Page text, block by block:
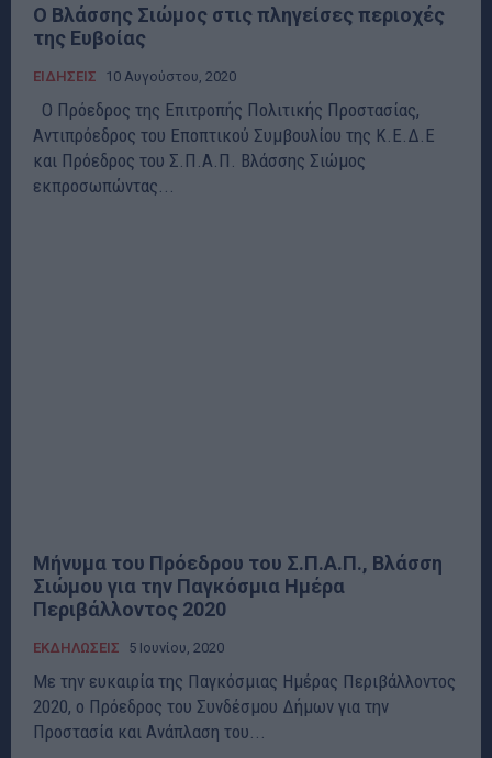
Ο Βλάσσης Σιώμος στις πληγείσες περιοχές
της Ευβοίας
ΕΙΔΗΣΕΙΣ 10 Αυγούστου, 2020
Αντιπρόεδρος του Εποπτικού Συμβουλίου της Κ.Ε.Δ.Ε
και Πρόεδρος του Σ.Π.Α.Π. Βλάσσης Σιώμος
εκπροσωπώντας...
Μήνυμα του Πρόεδρου του Σ.Π.Α.Π., Βλάσση
Σιώμου για την Παγκόσμια Ημέρα
Περιβάλλοντος 2020
ΕΚΔΗΛΩΣΕΙΣ 5 Ιουνίου, 2020
Με την ευκαιρία της Παγκόσμιας Ημέρας Περιβάλλοντος
2020, ο Πρόεδρος του Συνδέσμου Δήμων για την
Προστασία και Ανάπλαση του...